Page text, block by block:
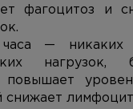
фагоцитоз и
— никаких
нагрузок,
повышает
снижает